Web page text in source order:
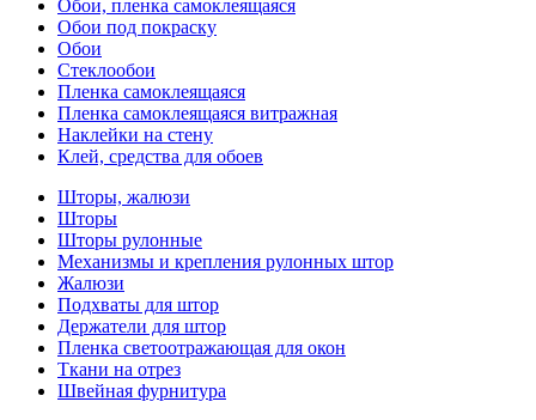
Обои, пленка самоклеящаяся
Обои под покраску
Обои
Стеклообои
Пленка самоклеящаяся
Пленка самоклеящаяся витражная
Наклейки на стену
Клей, средства для обоев
Шторы, жалюзи
Шторы
Шторы рулонные
Механизмы и крепления рулонных штор
Жалюзи
Подхваты для штор
Держатели для штор
Пленка светоотражающая для окон
Ткани на отрез
Швейная фурнитура